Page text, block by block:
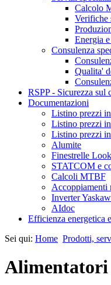
Calcolo
Verifiche
Energia
Consulenza
Qualita'
RSPP - Sicurezza sul
Documentazioni
Listino prezzi
Listino prezzi
Listino prezzi
Alumite
Finestrelle
STATCOM e
Calcoli MTBF
Accoppiamenti
Inverter
AIdoc
Efficienza energetica
Sei qui: Home Prodotti,